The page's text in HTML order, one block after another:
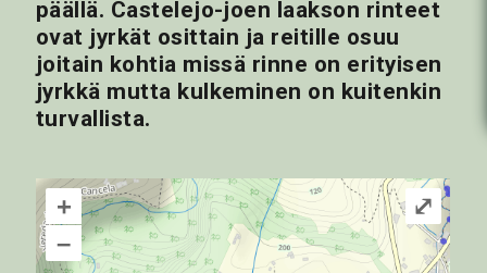
päällä. Castelejo-joen laakson rinteet
ovat jyrkät osittain ja reitille osuu
joitain kohtia missä rinne on erityisen
jyrkkä mutta kulkeminen on kuitenkin
turvallista.
+
–
⤢